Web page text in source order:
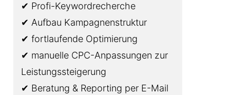
✔ Profi-Keywordrecherche
✔ Aufbau Kampagnenstruktur
✔ fortlaufende Optimierung
✔ manuelle CPC-Anpassungen zur
Leistungssteigerung
✔ Beratung & Reporting per E-Mail